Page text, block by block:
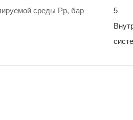
среды Рр, бар
5